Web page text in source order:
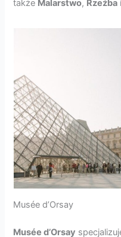
także Malarstwo, Rzeźba
Musée d’Orsay
Musée d’Orsay